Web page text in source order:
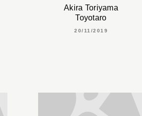
Akira Toriyama
Toyotaro
20/11/2019